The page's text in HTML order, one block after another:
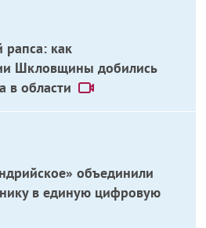
как
Шкловщины добились
в области
объединили
в единую цифровую